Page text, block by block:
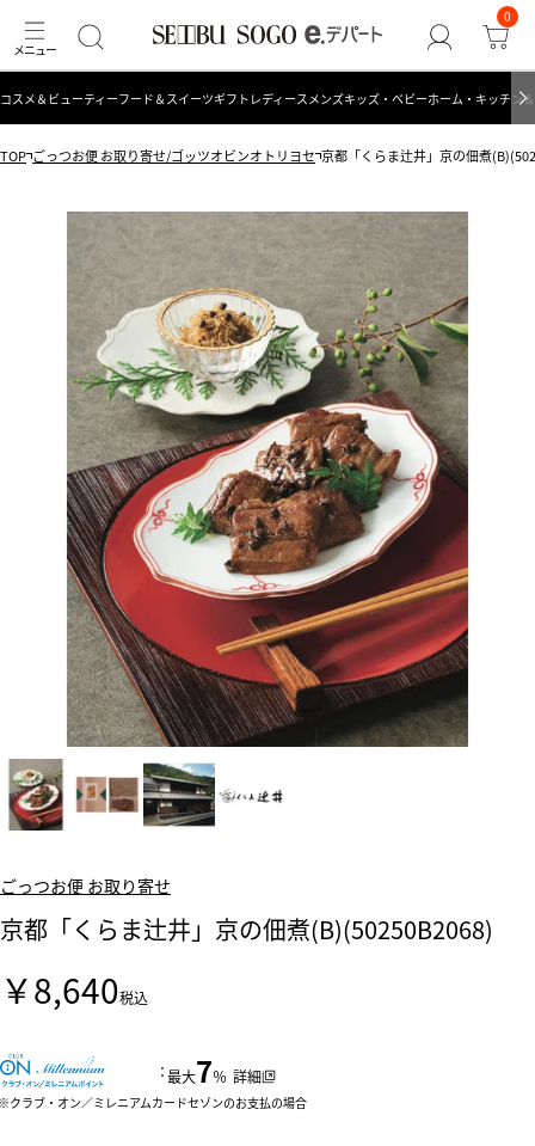
0
コスメ＆ビューティーフード＆スイーツギフト レディース メンズキッズ・ベビーホーム・キッチン
TOP ごっつお便 お取り寄せ/ゴッツオビンオトリヨセ 京都「くらま辻井」京の佃煮
ごっつお便 お取り寄せ
京都「くらま辻井」京の佃煮(B)(50250B2068)
￥8,640税込
：最大7％ 詳細
クラブ・オン／ミレニアムカードセゾンのお支払の場合